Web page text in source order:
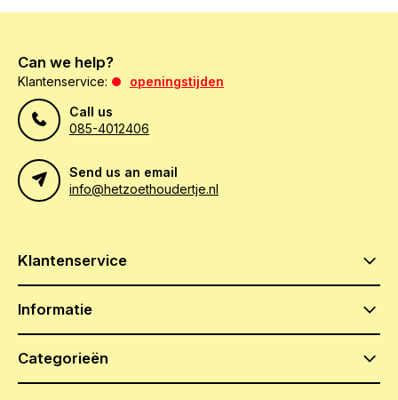
Can we help?
Klantenservice:
openingstijden
Call us
085-4012406
Send us an email
info@hetzoethoudertje.nl
Klantenservice
Informatie
Categorieën